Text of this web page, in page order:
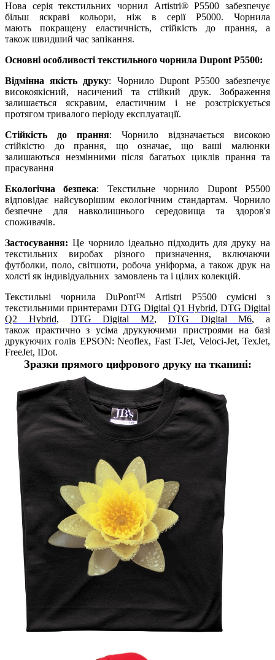
Нова серія текстильних чорнил Artistri® P5500 забезпечує
більш яскраві кольори, ніж в серії P5000. Чорнила
мають покращену еластичність, стійкість до прання, а
також швидший час запікання.
Основні особливості текстильного чорнила Dupont P5500:
Відмінна якість друку: Чорнило Dupont P5500 забезпечує
високоякісний, насичений та стійкий друк. Зображення
залишається яскравим, еластичним і не розстріскується
протягом тривалого періоду експлуатації.
Стійкість до прання: Чорнило відзначається високою
стійкістю до прання, що означає, що ваші малюнки
залишаються незмінними після багатьох циклів прання та
прасування
Екологічна безпека: Текстильне чорнило Dupont P5500
відповідає найсуворішим екологічним стандартам. Чорнило
безпечне для навколишнього середовища та здоров'я
споживачів.
Застосування: Це чорнило ідеально підходить для друку на
текстильних виробах різного призначення, включаючи
футболки, поло, світшоти, робоча уніформа, а також друк на
холсті як індивідуальних замовлень та і цілих колекцій.
Текстильні чорнила DuPont™ Artistri P5500 сумісні з
текстильними принтерамиDTG Digital Q1 Hybrid, DTG Digital
Q2 Hybrid, DTG Digital M2, DTG Digital M6, а
також практично з усіма друкуючими пристроями на базі
друкуючих голів EPSON: Neoflex, Fast T-Jet, Veloci-Jet, TexJet,
FreeJet, IDot.
Зразки прямого цифрового друку на тканині: